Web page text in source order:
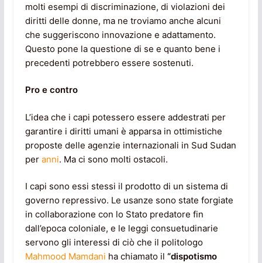
molti esempi di discriminazione, di violazioni dei
diritti delle donne, ma ne troviamo anche alcuni
che suggeriscono innovazione e adattamento.
Questo pone la questione di se e quanto bene i
precedenti potrebbero essere sostenuti.
Pro e contro
L’idea che i capi potessero essere addestrati per
garantire i diritti umani è apparsa in ottimistiche
proposte delle agenzie internazionali in Sud Sudan
per anni. Ma ci sono molti ostacoli.
I capi sono essi stessi il prodotto di un sistema di
governo repressivo. Le usanze sono state forgiate
in collaborazione con lo Stato predatore fin
dall’epoca coloniale, e le leggi consuetudinarie
servono gli interessi di ciò che il politologo
Mahmood Mamdani ha chiamato il “dispotismo